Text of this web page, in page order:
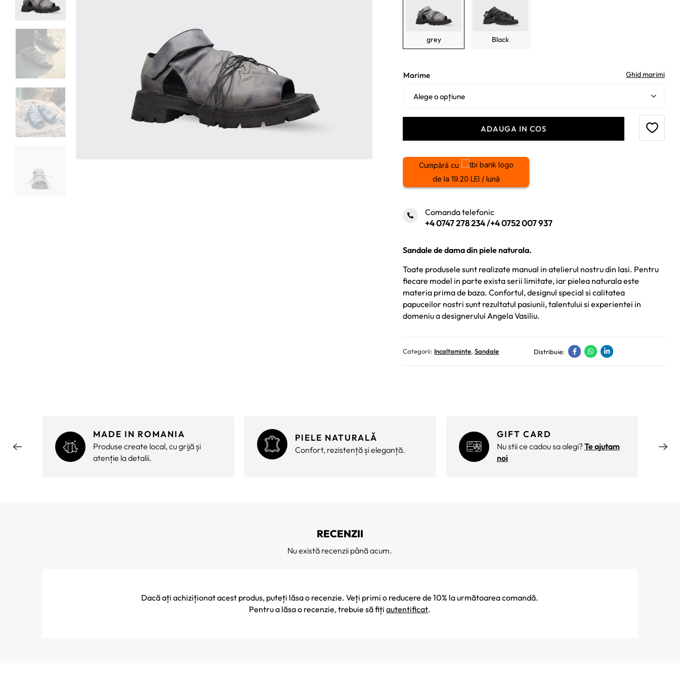
grey Black
Ghid marimi
Marime
ADAUGA IN COS
Cumpără cu
de la 19.20 LEI / lună
Comanda telefonic
+4 0747 278 234/+4 0752 007 937
Sandale de dama din piele naturala.
Toate produsele sunt realizate manual in atelierul nostru din Iasi. Pentru
fiecare model in parte exista serii limitate, iar pielea naturala este
materia prima de baza. Confortul, designul special si calitatea
papuceilor nostri sunt rezultatul pasiunii, talentului si experientei in
domeniu a designerului Angela Vasiliu.
Categorii: Incaltaminte,Sandale Distribuie:
MADE IN ROMANIA
Produse create local, cu grijă și
atenție la detalii.
PIELE NATURALĂ
Confort, rezistență și eleganță.
GIFT CARD
Nu stii ce cadou sa alegi?Te ajutam
noi
RECENZII
Nu există recenzii până acum.
Dacă ați achiziționat acest produs, puteți lăsa o recenzie. Veți primi o reducere de 10% la următoarea comandă.
Pentru a lăsa o recenzie, trebuie să fițiautentificat.